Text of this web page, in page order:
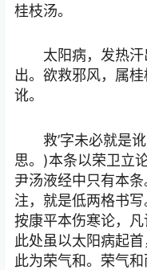
桂枝汤。
太阳病，发热
出。欲救邪风，属桂
讹。
救’字未必就是
思。)本条以荣卫立
尹汤液经中只有本
注，就是低两格书写
按康平本伤寒论，凡
此处虽以太阳病起
此为荣气和。荣气